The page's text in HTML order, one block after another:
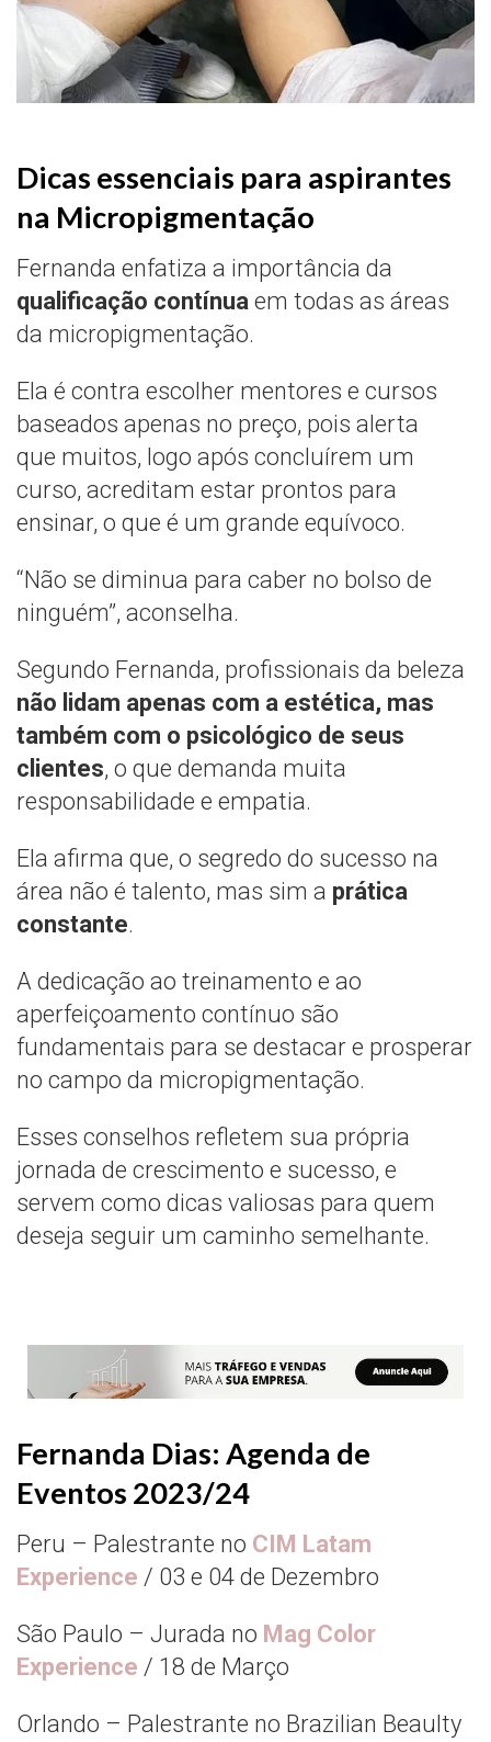
Dicas essenciais para aspirantes
na Micropigmentação
Fernanda enfatiza a importância da
qualificação contínua em todas as áreas
da micropigmentação.
Ela é contra escolher mentores e cursos
baseados apenas no preço, pois alerta
que muitos, logo após concluírem um
curso, acreditam estar prontos para
ensinar, o que é um grande equívoco.
“Não se diminua para caber no bolso de
ninguém”, aconselha.
Segundo Fernanda, profissionais da beleza
não lidam apenas com a estética, mas
também com o psicológico de seus
clientes, o que demanda muita
responsabilidade e empatia.
Ela afirma que, o segredo do sucesso na
área não é talento, mas sim a prática
constante.
A dedicação ao treinamento e ao
aperfeiçoamento contínuo são
fundamentais para se destacar e prosperar
no campo da micropigmentação.
Esses conselhos refletem sua própria
jornada de crescimento e sucesso, e
servem como dicas valiosas para quem
deseja seguir um caminho semelhante.
Fernanda Dias: Agenda de
Eventos 2023/24
Peru – Palestrante no CIM Latam
Experience / 03 e 04 de Dezembro
São Paulo – Jurada no Mag Color
Experience / 18 de Março
Orlando – Palestrante no Brazilian Beaulty